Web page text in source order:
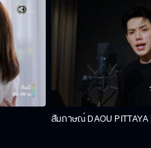
สัมภาษณ์ DAOU PITTAYA